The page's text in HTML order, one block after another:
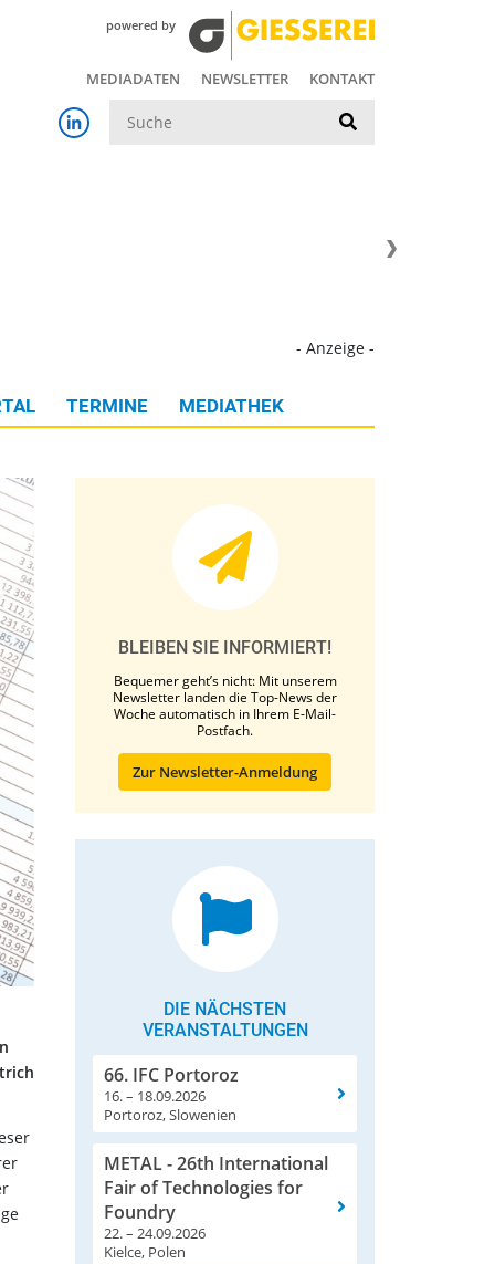
powered by
MEDIADATEN NEWSLETTER KONTAKT
- Anzeige -
TERMINE MEDIATHEK
BLEIBEN SIE INFORMIERT!
Bequemer geht’s nicht: Mit unserem
Newsletter landen die Top-News der
Woche automatisch in Ihrem E-Mail-
Postfach.
Zur Newsletter-Anmeldung
DIE NÄCHSTEN
VERANSTALTUNGEN
66. IFC Portoroz
16. – 18.09.2026
Portoroz, Slowenien
METAL - 26th International
Fair of Technologies for
Foundry
22. – 24.09.2026
Kielce, Polen